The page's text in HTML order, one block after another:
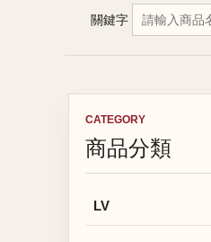
關鍵字
CATEGORY
商品分類
LV